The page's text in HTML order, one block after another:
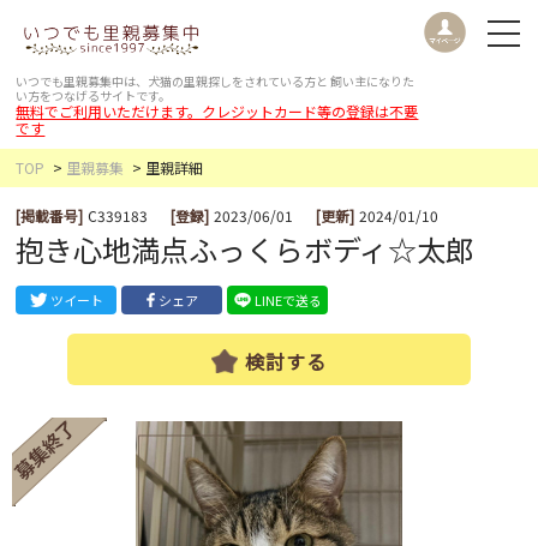
いつでも里親募集中は、犬猫の里親探しをされている方と 飼い主になりた
い方をつなげるサイトです。
無料でご利用いただけます。クレジットカード等の登録は不要
です
TOP
里親募集 里親詳細
[掲載番号] C339183 [登録] 2023/06/01 [更新] 2024/01/10
抱き心地満点ふっくらボディ☆太郎
ツイート シェア LINEで送る
検討する